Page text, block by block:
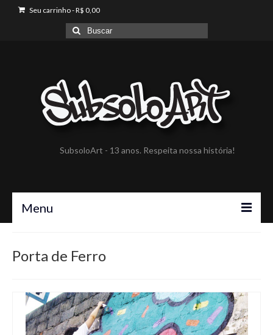
Seu carrinho-R$ 0,00
Buscar
por:
SubsoloArt - 13 anos. Respeita nossa história!
Menu
Blog
Contato
Porta de Ferro